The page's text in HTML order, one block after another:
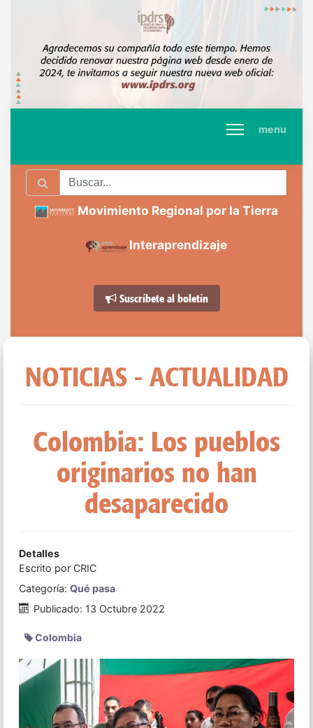
menu
Movimiento Regional por la Tierra
Interaprendizaje
Suscríbete al boletín
NOTICIAS - ACTUALIDAD
Colombia: Los pueblos
originarios no han
desaparecido
Detalles
Escrito por CRIC
Categoría: Qué pasa
Publicado: 13 Octubre 2022
Colombia